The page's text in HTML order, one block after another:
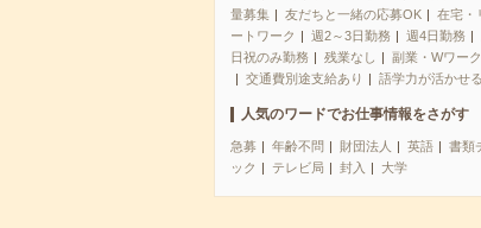
量募集
友だちと一緒の応募OK
在宅・
ートワーク
週2～3日勤務 週4日勤務
日祝のみ勤務
残業なし
副業・Wワー
交通費別途支給あり
語学力が活かせる
人気のワードでお仕事情報をさがす
急募 年齢不問 財団法人 英語
書類
ック
テレビ局 封入 大学